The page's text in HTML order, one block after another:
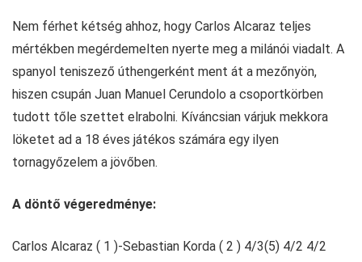
Nem férhet kétség ahhoz, hogy Carlos Alcaraz teljes
mértékben megérdemelten nyerte meg a milánói viadalt. A
spanyol teniszező úthengerként ment át a mezőnyön,
hiszen csupán Juan Manuel Cerundolo a csoportkörben
tudott tőle szettet elrabolni. Kíváncsian várjuk mekkora
löketet ad a 18 éves játékos számára egy ilyen
tornagyőzelem a jövőben.
A döntő végeredménye:
Carlos Alcaraz ( 1 )-Sebastian Korda ( 2 ) 4/3(5) 4/2 4/2